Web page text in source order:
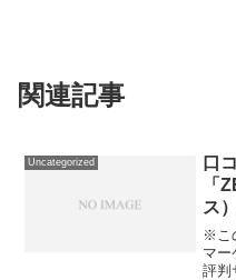
関連記事
Uncategorized
口
「
ス
評
※こ
マー
評判